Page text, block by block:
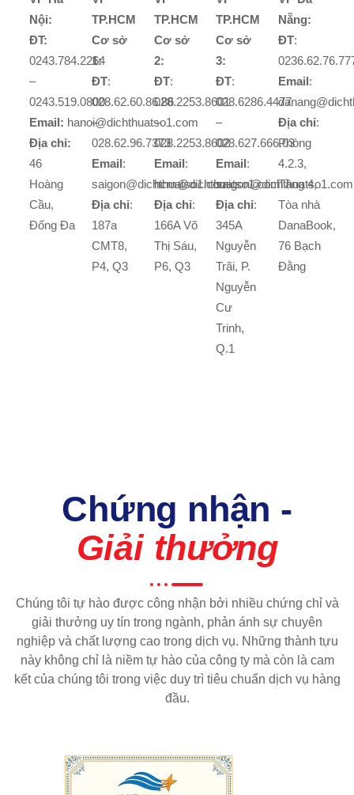
Nội:
ĐT:
0243.784.2264
–
0243.519.0800
Email: hanoi@dichthuatso1.com
Địa chỉ:
46
Hoàng
Cầu,
Đống Đa
TP.HCM
Cơ sở
1:
ĐT:
028.62.60.86.86
–
028.62.96.7373
Email:
saigon@dichthuatso1.com
Địa chỉ:
187a
CMT8,
P4, Q3
TP.HCM
Cơ sở
2:
ĐT:
028.2253.8601
–
028.2253.8602
Email:
hcm@dichthuatso1.com
Địa chỉ:
166A Võ
Thị Sáu,
P6, Q3
TP.HCM
Cơ sở
3:
ĐT:
028.6286.4477
–
028.627.666.03
Email:
saigon@dichthuatso1.com
Địa chỉ:
345A
Nguyễn
Trãi, P.
Nguyễn
Cư
Trinh,
Q.1
Nẵng:
ĐT:
Email:
Địa chỉ:
Phòng
4.2.3,
Tầng 4,
Tòa nhà
DanaBook,
76 Bạch
Đằng
Chứng nhận -
Giải thưởng
Chúng tôi tự hào được công nhận bởi nhiều chứng chỉ và
giải thưởng uy tín trong ngành, phản ánh sự chuyên
nghiệp và chất lượng cao trong dịch vụ. Những thành tựu
này không chỉ là niềm tự hào của công ty mà còn là cam
kết của chúng tôi trong việc duy trì tiêu chuẩn dịch vụ hàng
đầu.